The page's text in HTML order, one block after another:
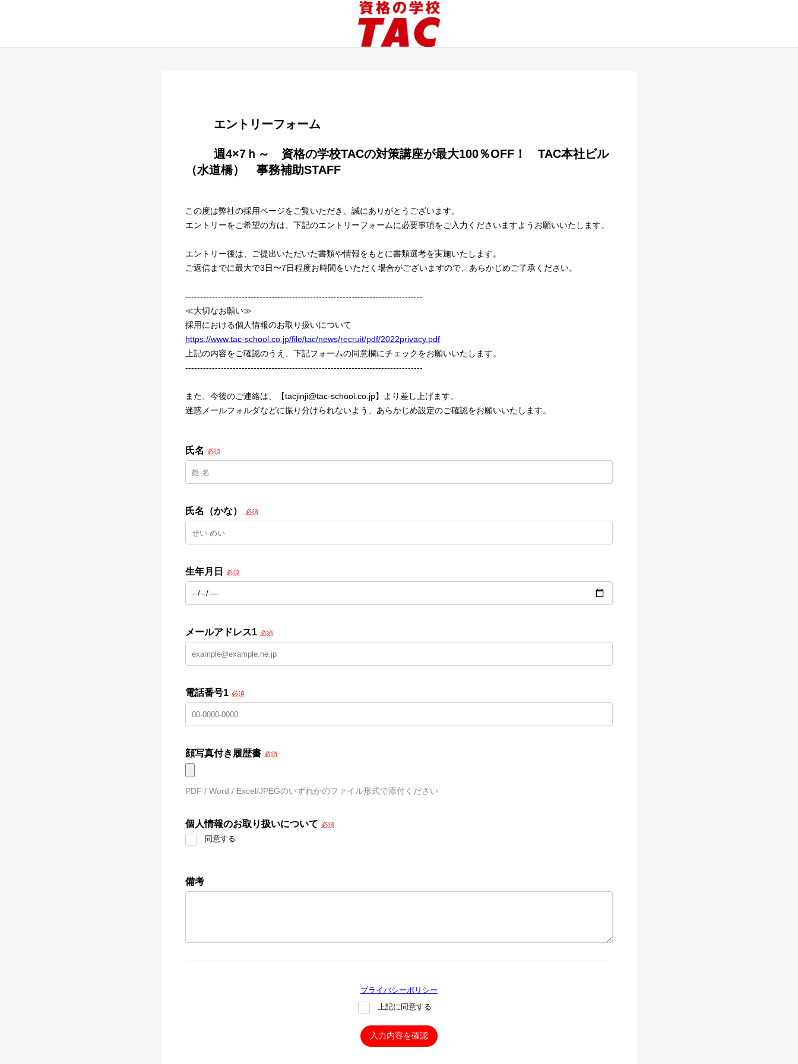
        エントリーフォーム
（水道橋）　事務補助STAFF
この度は弊社の採用ページをご覧いただき、誠にありがとうございます。
エントリーをご希望の方は、下記のエントリーフォームに必要事項をご入力くださいますようお願いいたします。
エントリー後は、ご提出いただいた書類や情報をもとに書類選考を実施いたします。
ご返信までに最大で3日〜7日程度お時間をいただく場合がございますので、あらかじめご了承ください。
--------------------------------------------------------------------------------
≪大切なお願い≫
採用における個人情報のお取り扱いについて
https://www.tac-school.co.jp/file/tac/news/recruit/pdf/2022privacy.pdf
上記の内容をご確認のうえ、下記フォームの同意欄にチェックをお願いいたします。
--------------------------------------------------------------------------------
また、今後のご連絡は、【tacjinji@tac-school.co.jp】より差し上げます。
迷惑メールフォルダなどに振り分けられないよう、あらかじめ設定のご確認をお願いいたします。
氏名 必須
氏名（かな） 必須
生年月日 必須
メールアドレス1 必須
電話番号1 必須
顔写真付き履歴書 必須
PDF / Word / Excel/JPEGのいずれかのファイル形式で添付ください
個人情報のお取り扱いについて 必須
同意する
備考
プライバシーポリシー
上記に同意する
入力内容を確認